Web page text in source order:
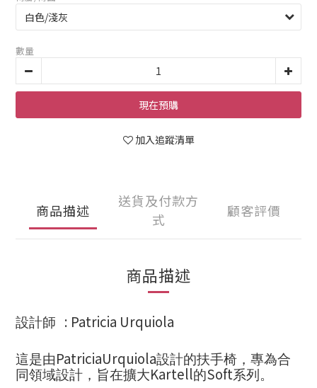
數量
現在預購
加入追蹤清單
商品描述
送貨及付款方
式
顧客評價
商品描述
設計師 : Patricia Urquiola
這是由PatriciaUrquiola設計的扶手椅，專為合
同領域設計，旨在擴大Kartell的Soft系列。